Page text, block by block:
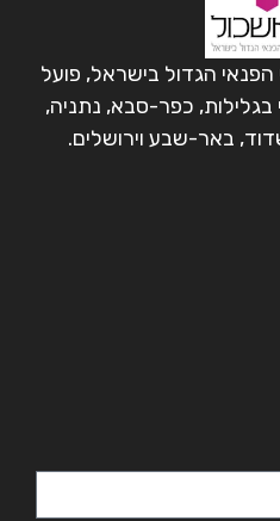
הפנאי הגדול בישראל, פועל
כפר-סבא, נתניה,
באר-שבע וירושלים.